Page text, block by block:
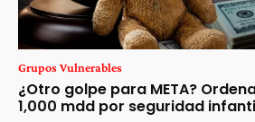
Grupos Vulnerables
¿Otro golpe para META?
1,000 mdd por seguridad